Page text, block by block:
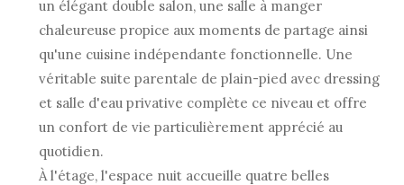
un élégant double salon, une salle à manger
chaleureuse propice aux moments de partage ainsi
qu'une cuisine indépendante fonctionnelle. Une
véritable suite parentale de plain-pied avec dressing
et salle d'eau privative complète ce niveau et offre
un confort de vie particulièrement apprécié au
quotidien.
À l'étage, l'espace nuit accueille quatre belles